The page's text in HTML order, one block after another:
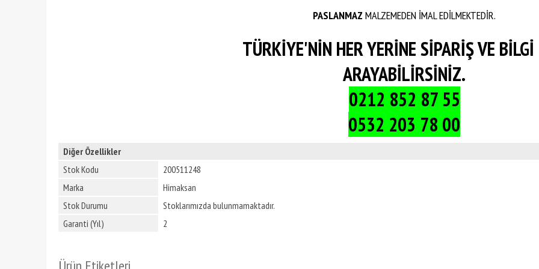
PASLANMAZ MALZEMEDEN İMAL EDİLMEKTEDİR.
TÜRKİYE'NİN HER YERİNE SİPARİŞ VE
ARAYABİLİRSİNİZ.
0212 852 87 55
0532 203 78 00
Diğer Özellikler
Stok Kodu
200511248
Marka
Himaksan
Stok Durumu
Stoklarımızda bulunmamaktadır.
Garanti (Yıl)
2